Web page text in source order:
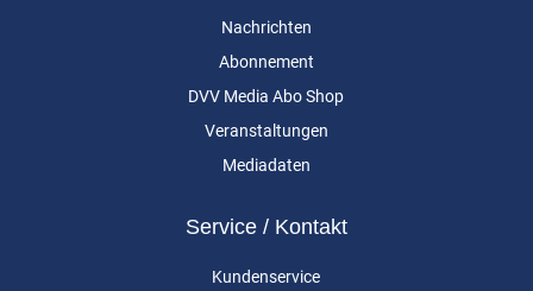
Nachrichten
Abonnement
DVV Media Abo Shop
Veranstaltungen
Mediadaten
Service / Kontakt
Kundenservice